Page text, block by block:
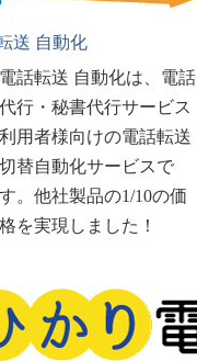
送 自動化
電話転送 自動化は、電話
代行・秘書代行サービス
利用者様向けの電話転送
切替自動化サービスで
す。他社製品の1/10の価
格を実現しました！